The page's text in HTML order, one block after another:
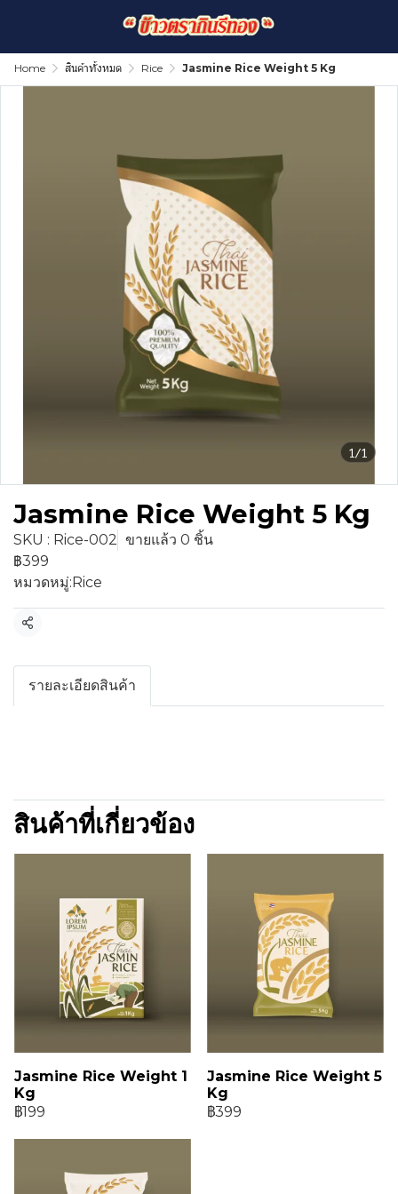
Home สินค้าทั้งหมด Rice Jasmine Rice Weight 5 Kg
1/1
Jasmine Rice Weight 5 Kg
SKU : Rice-002 ขายแล้ว 0 ชิ้น
฿399
หมวดหมู่:Rice
แชร์
รายละเอียดสินค้า
สินค้าที่เกี่ยวข้อง
Jasmine Rice Weight 1
Kg
฿199
Jasmine Rice Weight 5
Kg
฿399